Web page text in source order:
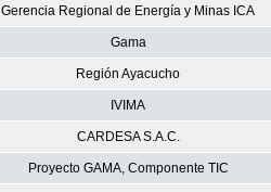
Gerencia Regional de Energía y Minas ICA
Gama
Región Ayacucho
IVIMA
CARDESA S.A.C.
Proyecto GAMA, Componente TIC